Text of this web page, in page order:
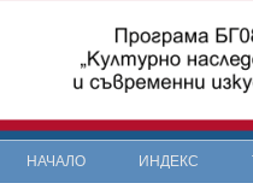
НАЧАЛО ИНДЕКС